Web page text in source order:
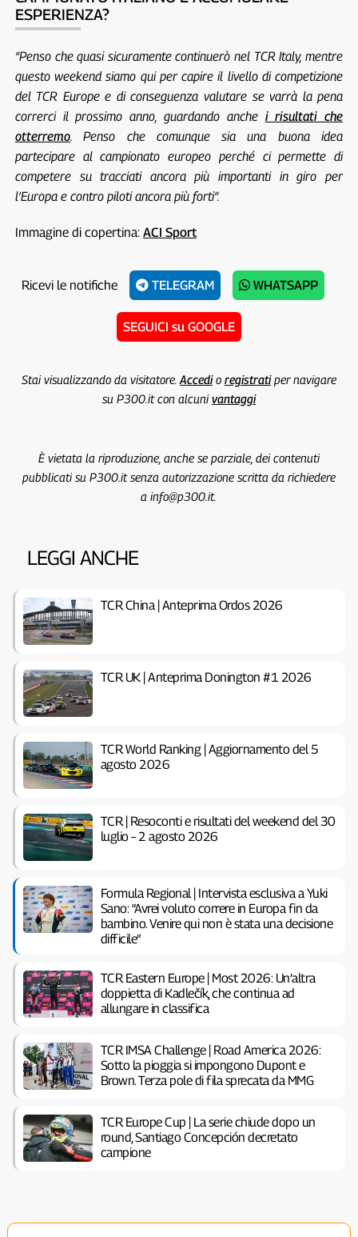
ESPERIENZA?
“Penso che quasi sicuramente continuerò nel TCR Italy, mentre
questo weekend siamo qui per capire il livello di competizione
del TCR Europe e di conseguenza valutare se varrà la pena
correrci il prossimo anno, guardando anche i risultati che
otterremo. Penso che comunque sia una buona idea
partecipare al campionato europeo perché ci permette di
competere su tracciati ancora più importanti in giro per
l’Europa e contro piloti ancora più forti”.
Immagine di copertina: ACI Sport
Ricevi le notifiche TELEGRAM WHATSAPP
SEGUICI su GOOGLE
Stai visualizzando da visitatore. Accedio registratiper navigare
su P300.it con alcunivantaggi
È vietata la riproduzione, anche se parziale, dei contenuti
pubblicati su P300.it senza autorizzazione scritta da richiedere
a info@p300.it.
LEGGI ANCHE
TCR China | Anteprima Ordos 2026
TCR UK | Anteprima Donington #1 2026
TCR World Ranking | Aggiornamento del 5
agosto 2026
TCR | Resoconti e risultati del weekend del 30
luglio – 2 agosto 2026
Formula Regional | Intervista esclusiva a Yuki
Sano: “Avrei voluto correre in Europa fin da
bambino. Venire qui non è stata una decisione
difficile”
TCR Eastern Europe | Most 2026: Un’altra
doppietta di Kadlečík, che continua ad
allungare in classifica
TCR IMSA Challenge | Road America 2026:
Sotto la pioggia si impongono Dupont e
Brown. Terza pole di fila sprecata da MMG
TCR Europe Cup | La serie chiude dopo un
round, Santiago Concepción decretato
campione